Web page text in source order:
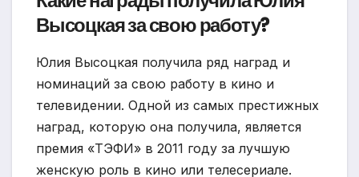
Высоцкая за свою работу?
Юлия Высоцкая получила ряд наград и
номинаций за свою работу в кино и
телевидении. Одной из самых престижных
наград, которую она получила, является
премия «ТЭФИ» в 2011 году за лучшую
женскую роль в кино или телесериале.